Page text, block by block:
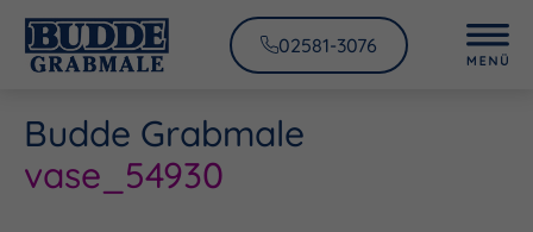
02581-3076
Budde Grabmale
vase_54930